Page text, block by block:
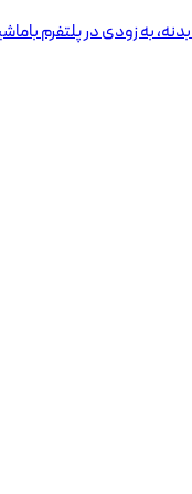
به زودی در پلتفرم